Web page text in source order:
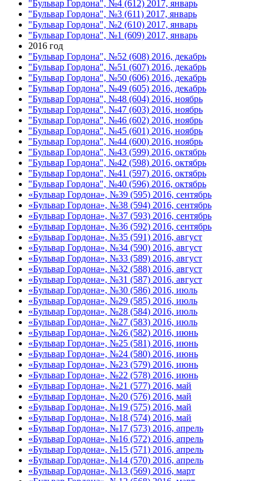
"Бульвар Гордона", №4 (612) 2017, январь
"Бульвар Гордона", №3 (611) 2017, январь
"Бульвар Гордона", №2 (610) 2017, январь
"Бульвар Гордона", №1 (609) 2017, январь
2016 год
"Бульвар Гордона", №52 (608) 2016, декабрь
"Бульвар Гордона", №51 (607) 2016, декабрь
"Бульвар Гордона", №50 (606) 2016, декабрь
"Бульвар Гордона", №49 (605) 2016, декабрь
"Бульвар Гордона", №48 (604) 2016, ноябрь
"Бульвар Гордона", №47 (603) 2016, ноябрь
"Бульвар Гордона", №46 (602) 2016, ноябрь
"Бульвар Гордона", №45 (601) 2016, ноябрь
"Бульвар Гордона", №44 (600) 2016, ноябрь
"Бульвар Гордона", №43 (599) 2016, октябрь
"Бульвар Гордона", №42 (598) 2016, октябрь
"Бульвар Гордона", №41 (597) 2016, октябрь
"Бульвар Гордона", №40 (596) 2016, октябрь
«Бульвар Гордона», №39 (595) 2016, сентябрь
«Бульвар Гордона», №38 (594) 2016, сентябрь
«Бульвар Гордона», №37 (593) 2016, сентябрь
«Бульвар Гордона», №36 (592) 2016, сентябрь
«Бульвар Гордона», №35 (591) 2016, август
«Бульвар Гордона», №34 (590) 2016, август
«Бульвар Гордона», №33 (589) 2016, август
«Бульвар Гордона», №32 (588) 2016, август
«Бульвар Гордона», №31 (587) 2016, август
«Бульвар Гордона», №30 (586) 2016, июль
«Бульвар Гордона», №29 (585) 2016, июль
«Бульвар Гордона», №28 (584) 2016, июль
«Бульвар Гордона», №27 (583) 2016, июль
«Бульвар Гордона», №26 (582) 2016, июнь
«Бульвар Гордона», №25 (581) 2016, июнь
«Бульвар Гордона», №24 (580) 2016, июнь
«Бульвар Гордона», №23 (579) 2016, июнь
«Бульвар Гордона», №22 (578) 2016, июнь
«Бульвар Гордона», №21 (577) 2016, май
«Бульвар Гордона», №20 (576) 2016, май
«Бульвар Гордона», №19 (575) 2016, май
«Бульвар Гордона», №18 (574) 2016, май
«Бульвар Гордона», №17 (573) 2016, апрель
«Бульвар Гордона», №16 (572) 2016, апрель
«Бульвар Гордона», №15 (571) 2016, апрель
«Бульвар Гордона», №14 (570) 2016, апрель
«Бульвар Гордона», №13 (569) 2016, март